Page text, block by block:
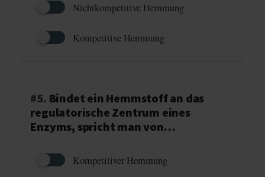
Nichtkompetitive Hemmung
Kompetitive Hemmung
#5. Bindet ein Hemmstoff an das
regulatorische Zentrum eines
Enzyms, spricht man von…
Kompetitiver Hemmung